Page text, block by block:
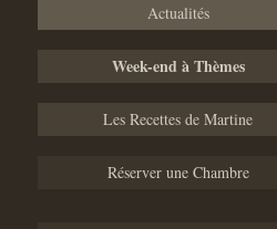
Actualités
Week-end à Thèmes
Les Recettes de Martine
Réserver une Chambre